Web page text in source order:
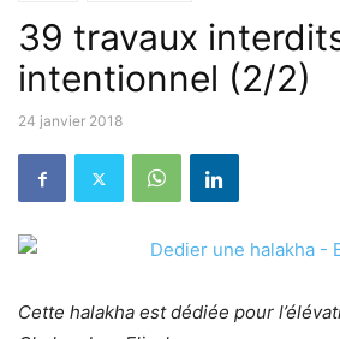
39 travaux
intentionnel (2/2)
24 janvier 2018
Cette halakha est dédiée pour